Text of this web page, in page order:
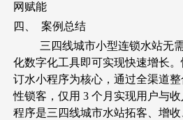
网赋能
四、
案例总结
三四线城市小型连锁水站无
化数字化工具即可实现快速增长
订水小程序为核心，通过全渠道
性锁客，仅用 3 个月实现用户与
程序是三四线城市水站拓客、增